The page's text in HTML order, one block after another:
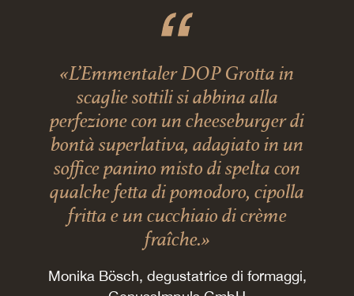
«L’Emmentaler DOP Grotta in
scaglie sottili si abbina alla
perfezione con un cheeseburger di
bontà superlativa, adagiato in un
soffice panino misto di spelta con
qualche fetta di pomodoro, cipolla
fritta e un cucchiaio di crème
fraîche.»
Monika Bösch, degustatrice di formaggi,